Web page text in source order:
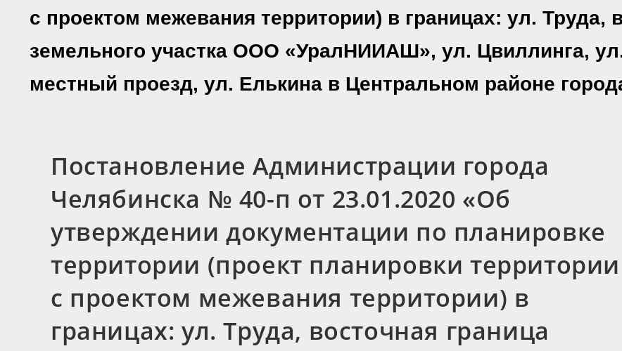
с проектом межевания территории) в границах: ул. Труда,
земельного участка ООО «УралНИИАШ», ул. Цвиллинга,
местный проезд, ул. Елькина в Центральном районе
Постановление Администрации города
Челябинска № 40-п от 23.01.2020 «Об
утверждении документации по планировке
территории (проект планировки территории
с проектом межевания территории) в
границах: ул. Труда, восточная граница